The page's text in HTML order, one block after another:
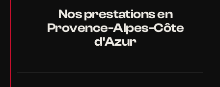
Nos prestations en
Provence-Alpes-Côte
d'Azur